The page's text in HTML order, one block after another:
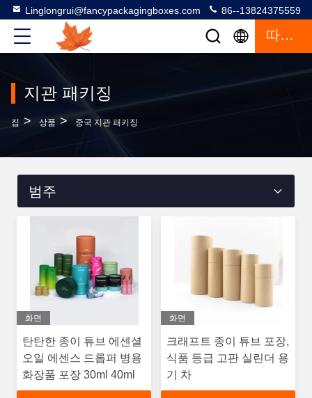
Linglongrui@fancypackagingboxes.com 86--13824375559
따옴표
지관 패키징
집 > 상품 > 중국 지관 패키징
범주
화면
탄탄한 종이 튜브 에센셜
오일 에센스 드롭퍼 병용
화장품 포장 30ml 40ml
화면
크래프트 종이 튜브 포장,
식품 등급 고판 실린더 용
기 차